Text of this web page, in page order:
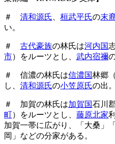
＃ 清和源氏 桓武平氏の末
い。
＃ 古代豪族の林氏は河内国
市）をルーツとし、 武内宿禰
＃ 信濃の林氏は信濃国林郷
し、 清和源氏の小笠原氏の出。
＃ 加賀の林氏は加賀国石川
町）をルーツとし、 藤原北家
加賀一帯に広がり、「大桑」「
岡」などの分家がある。